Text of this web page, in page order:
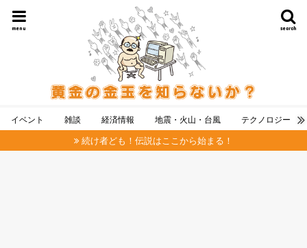
search
menu
イベント 雑談 経済情報 地震・火山・台風 テクノロジー
続け者ども！伝説はここから始まる！